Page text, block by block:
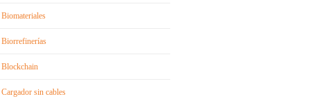
Biomateriales
Biorrefinerías
Blockchain
Cargador sin cables